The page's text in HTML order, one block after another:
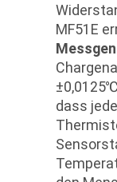
MF51E
dass